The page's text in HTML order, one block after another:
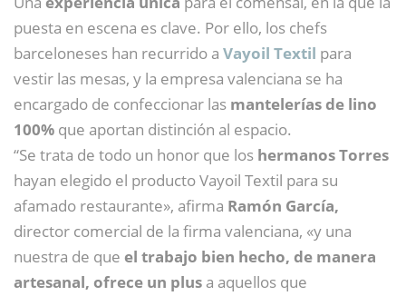
puesta en escena es clave. Por ello, los chefs
barceloneses han recurrido a Vayoil Textil para
vestir las mesas, y la empresa valenciana se ha
encargado de confeccionar las mantelerías de lino
100% que aportan distinción al espacio.
“Se trata de todo un honor que los hermanos Torres
hayan elegido el producto Vayoil Textil para su
afamado restaurante», afirma Ramón García,
director comercial de la firma valenciana, «y una
nuestra de que el trabajo bien hecho, de manera
artesanal, ofrece un plus a aquellos que